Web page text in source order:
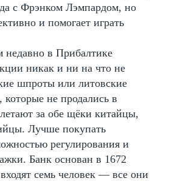
с Фрэнком Лэмпардом, но
и помогает играть
недавно в Прибалтике
никак и ни на что не
шпроты или литовские
не продались в
за обе щёки китайцы,
Лучше покупать
регулирования и
Банк основан в 1672
семь человек — все они